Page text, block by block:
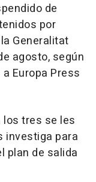
de
por
Generalitat
agosto, según
Europa Press
los tres se les
investiga para
plan de salida